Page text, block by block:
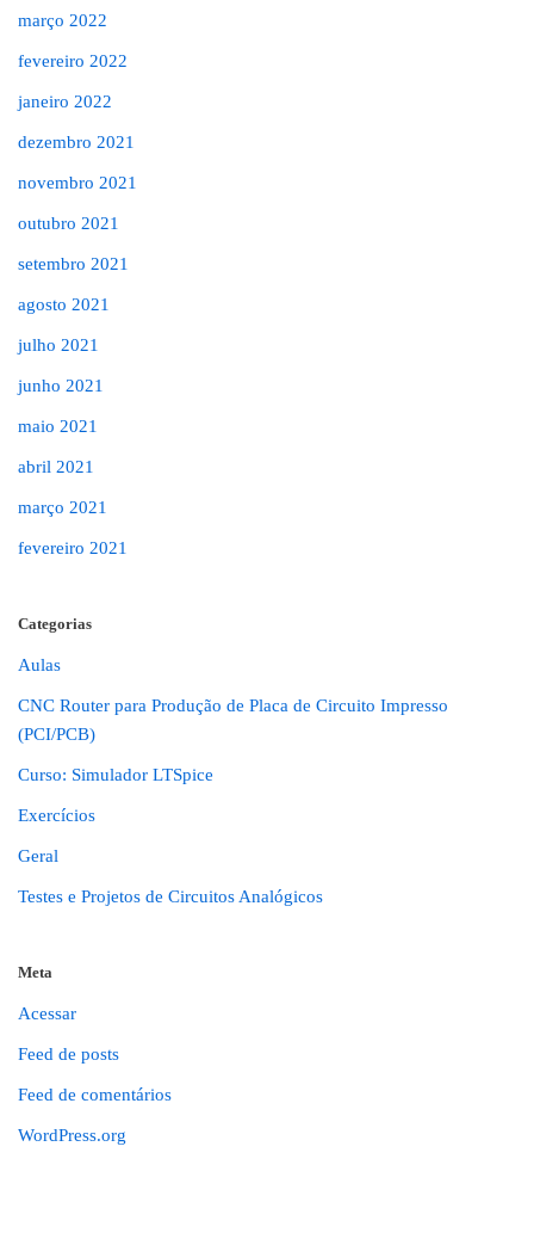
março 2022
fevereiro 2022
janeiro 2022
dezembro 2021
novembro 2021
outubro 2021
setembro 2021
agosto 2021
julho 2021
junho 2021
maio 2021
abril 2021
março 2021
fevereiro 2021
Categorias
Aulas
CNC Router para Produção de Placa de Circuito Impresso
(PCI/PCB)
Curso: Simulador LTSpice
Exercícios
Geral
Testes e Projetos de Circuitos Analógicos
Meta
Acessar
Feed de posts
Feed de comentários
WordPress.org